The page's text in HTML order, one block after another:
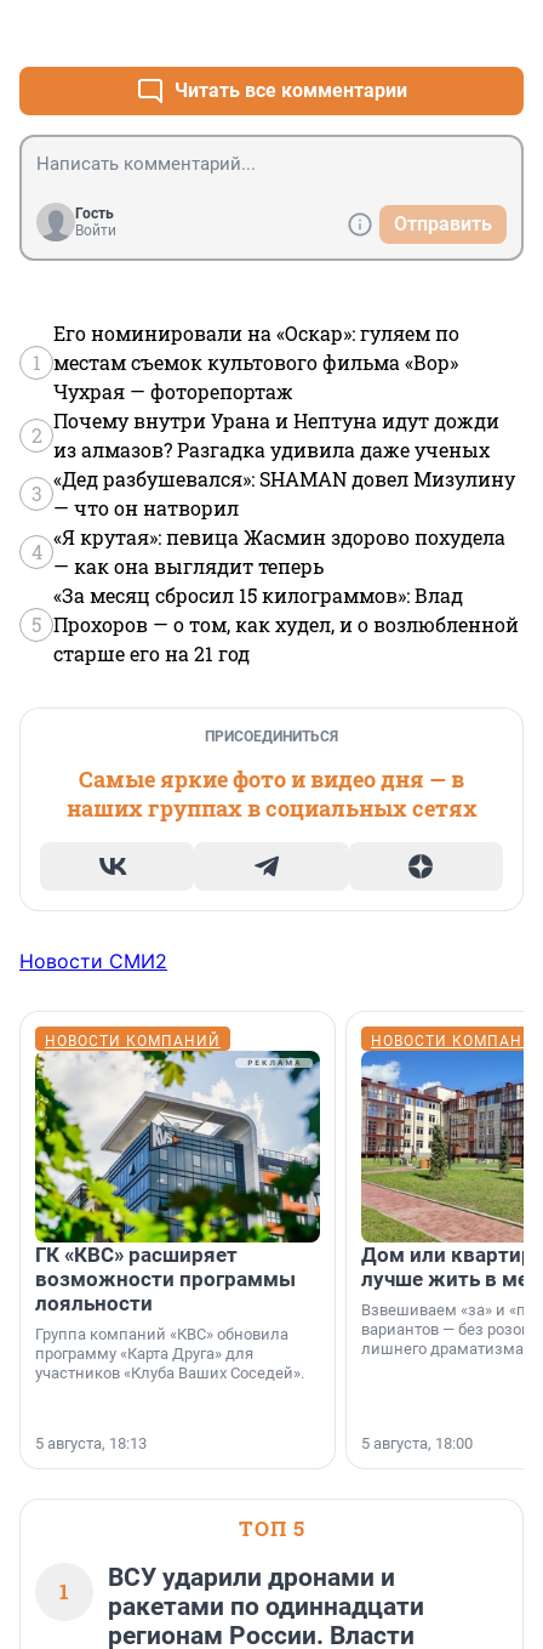
Читать все комментарии
Гость
Войти
Отправить
1
Его номинировали на «Оскар»: гуляем по
местам съемок культового фильма «Вор»
Чухрая — фоторепортаж
2
Почему внутри Урана и Нептуна идут дожди
из алмазов? Разгадка удивила даже ученых
3
«Дед разбушевался»: SHAMAN довел Мизулину
— что он натворил
4
«Я крутая»: певица Жасмин здорово похудела
— как она выглядит теперь
5
«За месяц сбросил 15 килограммов»: Влад
Прохоров — о том, как худел, и о возлюбленной
старше его на 21 год
ПРИСОЕДИНИТЬСЯ
Самые яркие фото и видео дня — в
наших группах в социальных сетях
Новости СМИ2
НОВОСТИ КОМПАНИЙ
ГК «КВС» расширяет
возможности программы
лояльности
Группа компаний «КВС» обновила
программу «Карта Друга» для
участников «Клуба Ваших Соседей».
5 августа, 18:13
НОВОСТИ
Дом или
лучше жить в
Взвешиваем «за» и
вариантов — без
лишнего драматизма.
5 августа, 18:00
ТОП 5
1
ВСУ ударили дронами и
ракетами по одиннадцати
регионам России. Власти